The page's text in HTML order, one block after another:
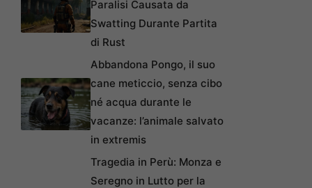
Paralisi Causata da
Swatting Durante Partita
di Rust
Abbandona Pongo, il suo
cane meticcio, senza cibo
né acqua durante le
vacanze: l’animale salvato
in extremis
Tragedia in Perù: Monza e
Seregno in Lutto per la